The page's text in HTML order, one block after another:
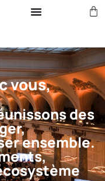
vous,
des
ensemble.